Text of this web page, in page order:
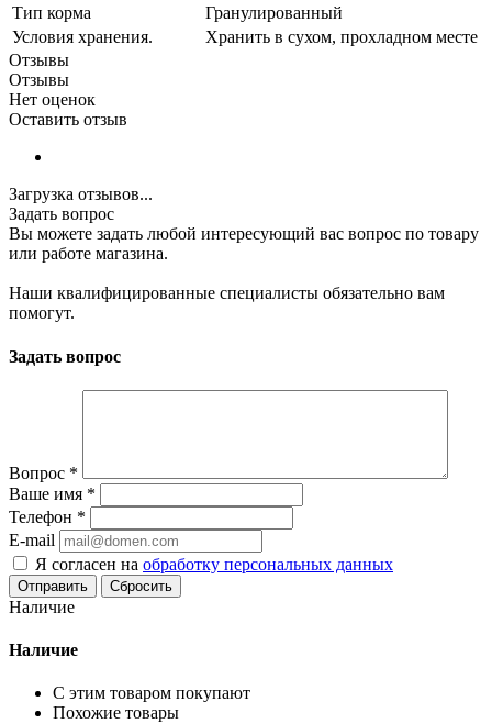
Тип корма
Гранулированный
Условия хранения.
Хранить в сухом, прохладном месте
Отзывы
Отзывы
Нет оценок
Оставить отзыв
Загрузка отзывов...
Задать вопрос
Вы можете задать любой интересующий вас вопрос по товару
или работе магазина.
Наши квалифицированные специалисты обязательно вам
помогут.
Задать вопрос
Вопрос *
Ваше имя *
Телефон *
E-mail
Я согласен на обработку персональных данных
Сбросить
Наличие
Наличие
С этим товаром покупают
Похожие товары